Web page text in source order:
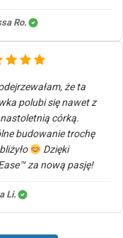
Ro.
że ta
polubi się nawet z
córką.
budowanie trochę
Dzięki
za nową pasję!
Li.